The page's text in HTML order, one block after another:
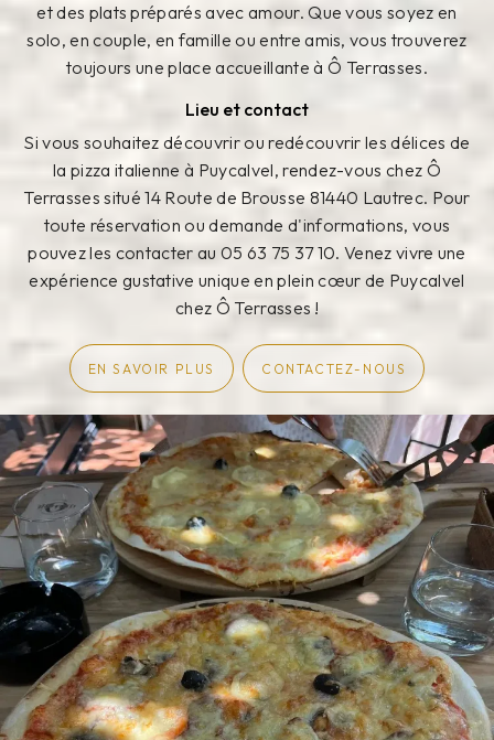
et des plats préparés avec amour. Que vous soyez en
solo, en couple, en famille ou entre amis, vous trouverez
toujours une place accueillante à Ô Terrasses.
Lieu et contact
Si vous souhaitez découvrir ou redécouvrir les délices de
la pizza italienne à Puycalvel, rendez-vous chez Ô
Terrasses situé 14 Route de Brousse 81440 Lautrec. Pour
toute réservation ou demande d'informations, vous
pouvez les contacter au 05 63 75 37 10. Venez vivre une
expérience gustative unique en plein cœur de Puycalvel
chez Ô Terrasses !
EN SAVOIR PLUS CONTACTEZ-NOUS